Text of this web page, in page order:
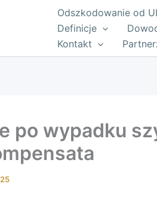
Odszkodowanie od
Definicje
Kontakt
po wypadku